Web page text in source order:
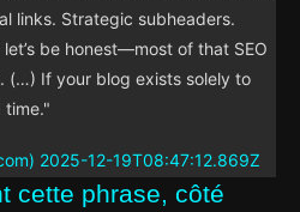
links. Strategic subheaders.
be honest—most of that SEO
(…) If your blog exists solely to
time."
2025-12-19T08:47:12.869Z
cette phrase, côté